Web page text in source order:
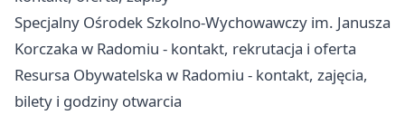
Specjalny Ośrodek Szkolno-Wychowawczy im. Janusza
Korczaka w Radomiu - kontakt, rekrutacja i oferta
Resursa Obywatelska w Radomiu - kontakt, zajęcia,
bilety i godziny otwarcia